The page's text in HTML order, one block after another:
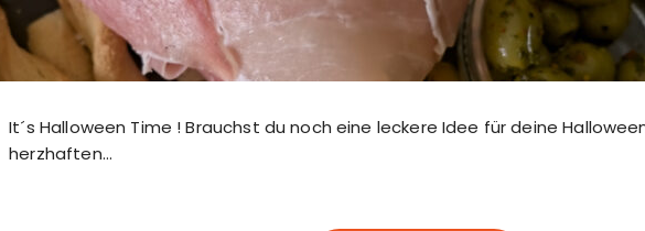
It´s Halloween Time ! Brauchst du noch eine leckere Idee für deine
herzhaften…